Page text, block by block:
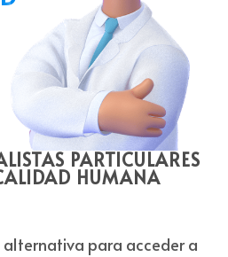
PARTICULARES
HUMANA
alternativa para acceder a